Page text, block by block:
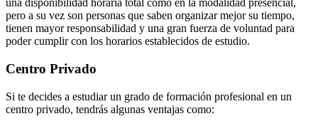
una disponibilidad horaria total como en la modalidad presencial,
pero a su vez son personas que saben organizar mejor su tiempo,
tienen mayor responsabilidad y una gran fuerza de voluntad para
poder cumplir con los horarios establecidos de estudio.
Centro Privado
Si te decides a estudiar un grado de formación profesional en un
centro privado, tendrás algunas ventajas como: